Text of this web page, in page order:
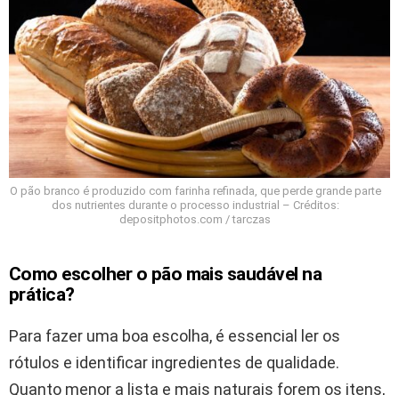
O pão branco é produzido com farinha refinada, que perde grande parte
dos nutrientes durante o processo industrial – Créditos:
depositphotos.com / tarczas
Como escolher o pão mais saudável na
prática?
Para fazer uma boa escolha, é essencial ler os
rótulos e identificar ingredientes de qualidade.
Quanto menor a lista e mais naturais forem os itens,